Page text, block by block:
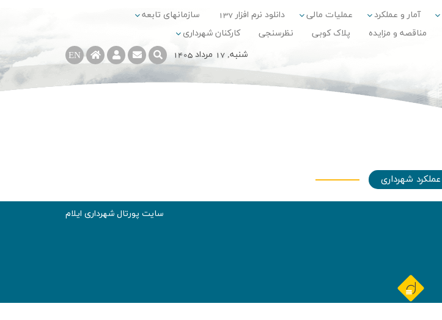
آمار و عملکرد عملیات مالی دانلود نرم افزار 137
سازمانهای تابعه
مناقصه و مزایده پلاک کوبی نظرسنجی کارکنان شهرداری
EN شنبه, 17 مرداد 1405
عملکرد شهرداری
سایت پورتال شهرداری ایلام